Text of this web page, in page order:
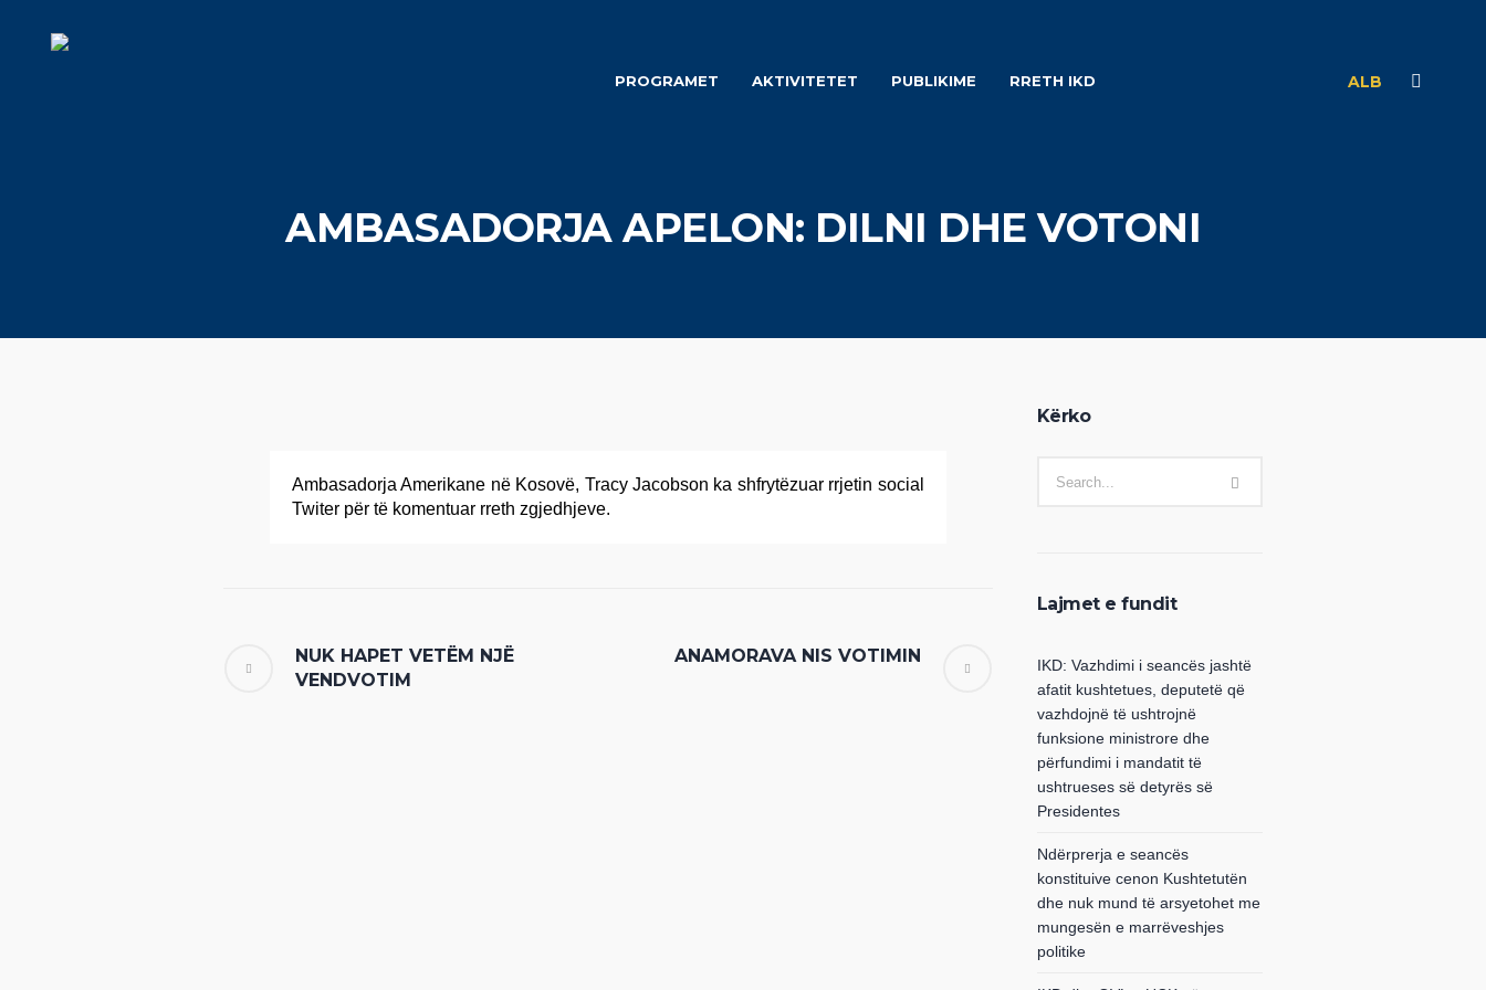
PROGRAMET AKTIVITETET PUBLIKIME RRETH IKD ALB
AMBASADORJA APELON: DILNI DHE VOTONI
Ambasadorja Amerikane në Kosovë, Tracy Jacobson ka shfrytëzuar rrjetin social
Twiter për të komentuar rreth zgjedhjeve.
NUK HAPET VETËM NJË
VENDVOTIM
ANAMORAVA NIS VOTIMIN
Kërko
Lajmet e fundit
IKD: Vazhdimi i seancës jashtë
afatit kushtetues, deputetë që
vazhdojnë të ushtrojnë
funksione ministrore dhe
përfundimi i mandatit të
ushtrueses së detyrës së
Presidentes
Ndërprerja e seancës
konstituive cenon Kushtetutën
dhe nuk mund të arsyetohet me
mungesën e marrëveshjes
politike